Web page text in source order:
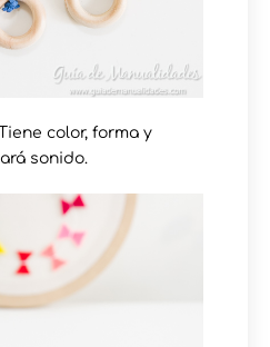
color, forma y
sonido.